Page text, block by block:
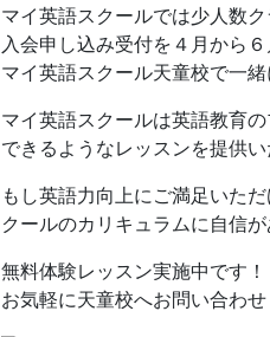
マイ英語スクールでは少人数
入会申し込み受付を４月から
マイ英語スクール天童校で一緒
マイ英語スクールは英語教育
できるようなレッスンを提供い
もし英語力向上にご満足いた
クールのカリキュラムに自信
無料体験レッスン実施中です！
お気軽に天童校へお問い合わ